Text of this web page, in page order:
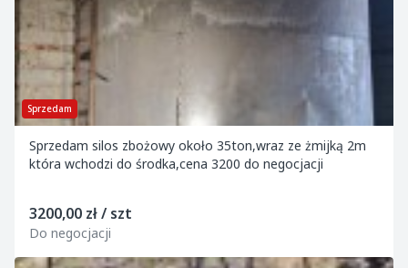
Sprzedam
Sprzedam silos zbożowy około 35ton,wraz ze żmijką 2m
która wchodzi do środka,cena 3200 do negocjacji
3200,00 zł / szt
Do negocjacji